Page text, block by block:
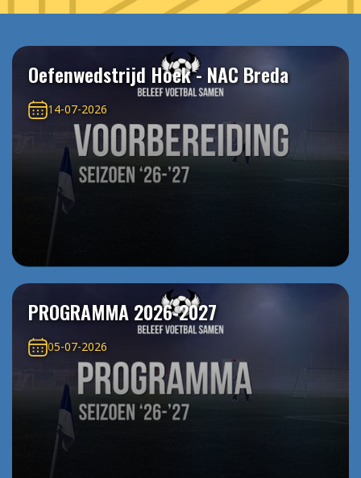
Oefenwedstrijd Hoek - NAC Breda
14-07-2026
PROGRAMMA 2026-2027
05-07-2026